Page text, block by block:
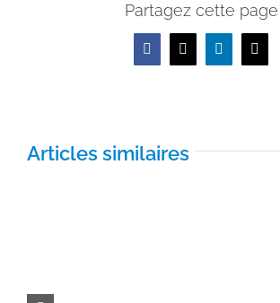
Partagez cette page
Facebook
X LinkedInEmail
Articles similaires